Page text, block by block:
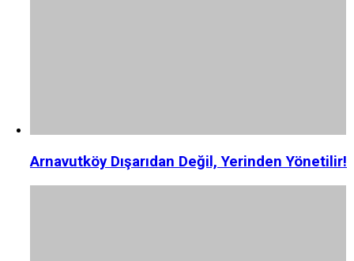
Arnavutköy Dışarıdan Değil, Yerinden Yönetilir!